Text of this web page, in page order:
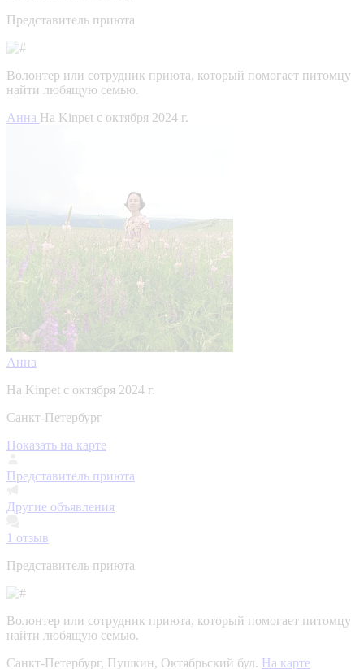
Представитель приюта
Волонтер или сотрудник приюта, который помогает питомцу
найти любящую семью.
Анна На Kinpet c октября 2024 г.
Анна
На Kinpet c октября 2024 г.
Санкт-Петербург
Показать на карте
Представитель приюта
Другие объявления
1 отзыв
Представитель приюта
Волонтер или сотрудник приюта, который помогает питомцу
найти любящую семью.
Санкт-Петербург, Пушкин, Октябрьский бул. На карте